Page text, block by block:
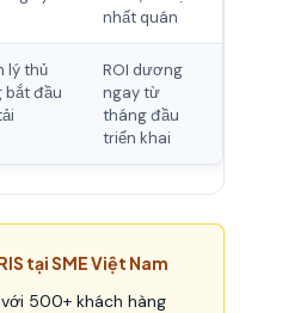
nhất quán
lý thủ
bắt đầu
ROI dương
ngay từ
tháng đầu
triển khai
tại SME Việt Nam
500+ khách hàng